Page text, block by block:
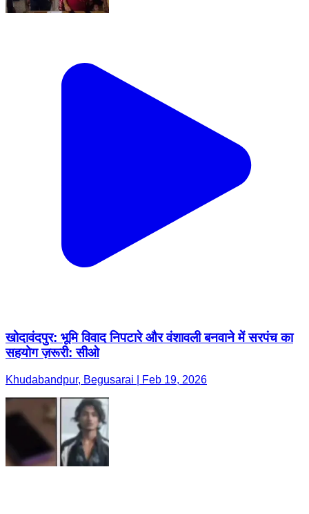
खोदावंदपुर: भूमि विवाद निपटारे और वंशावली बनवाने में सरपंच का
सहयोग ज़रूरी: सीओ
Khudabandpur, Begusarai | Feb 19, 2026